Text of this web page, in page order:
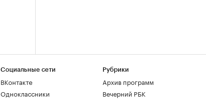
Социальные сети
ВКонтакте
Одноклассники
Рубрики
Архив программ
Вечерний РБК